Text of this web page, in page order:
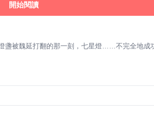
開始閱讀
盞被魏延打翻的那一刻，七星燈……不完全地成